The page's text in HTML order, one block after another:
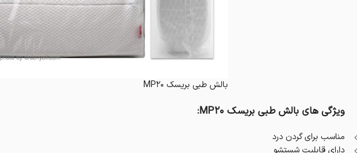
بالش طبی بریسک MP20
ویژگی های بالش طبی بریسک MP20:
مناسب برای گردن درد
دارای قابلیت شستشو